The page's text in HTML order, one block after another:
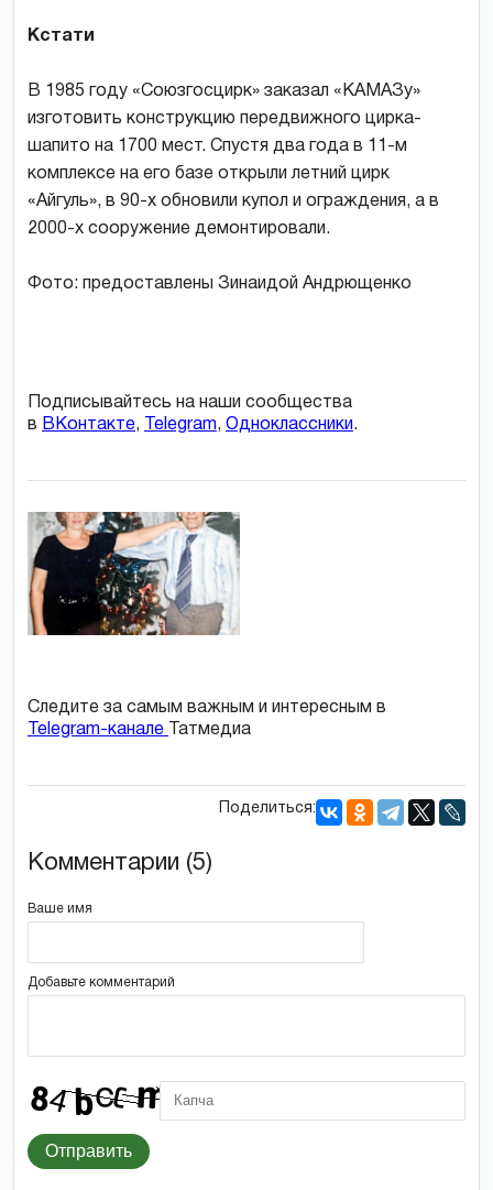
Кстати
В 1985 году «Союзгосцирк» заказал «КАМАЗу»
изготовить конструкцию передвижного цирка-
шапито на 1700 мест. Спустя два года в 11-м
комплексе на его базе открыли летний цирк
«Айгуль», в 90-х обновили купол и ограждения, а в
2000-х сооружение демонтировали.
Фото: предоставлены Зинаидой Андрющенко
Подписывайтесь на наши сообщества
в ВКонтакте, Telegram, Одноклассники.
Следите за самым важным и интересным в
Telegram-канале
Татмедиа
Поделиться:
Комментарии (5)
Ваше имя
Добавьте комментарий
Отправить